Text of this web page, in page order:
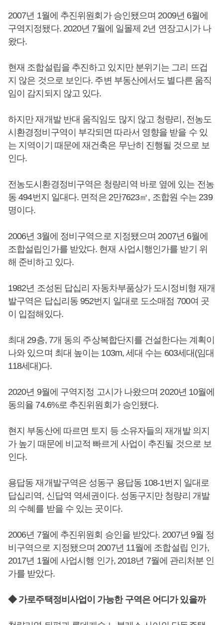
2007년 1월에 추진위원회가 승인됐으며 2009년 6월에
구역지정됐다. 2020년 7월에 일몰제 2년 연장고시가 나
왔다.
현재 조합설립을 추진하고 있지만 분위기는 그리 뜨겁
지 않은 것으로 보인다. 주변 부동산에서도 별다른 움직
임이 감지되지 않고 있다.
하지만 재개발 반대 움직임도 많지 않고 청량리, 전농도
시환경정비구역이 부각되면 따라서 영향을 받을 수 있
는 지역이기 때문에 재건축은 무난히 진행될 것으로 보
인다.
전농도시환경정비구역은 청량리역 바로 옆에 있는 전농
동 494번지 일대다. 면적은 2만7623㎡, 조합원 수는 239
명이다.
2006년 3월에 정비구역으로 지정됐으며 2007년 6월에
조합설립인가를 받았다. 현재 사업시행인가를 받기 위
해 준비하고 있다.
1982년 조성된 답십리 자동차부품상가 도시정비형 재개
발구역은 답십리동 952번지 일대로 도소매점 700여 곳
이 입점해있다.
최대 29층, 7개 동의 주상복합단지를 건설한다는 계획이
나와 있으며 최대 높이는 103m, 세대 수는 603세대(임대
118세대)다.
2020년 9월에 구역지정 고시가 나왔으며 2020년 10월에
동의율 74.6%로 추진위원회가 승인됐다.
현지 부동산에 따르면 토지 등 소유자들의 재개발 의지
가 높기 때문에 비교적 빠르게 사업이 추진될 것으로 보
인다.
용답동 재개발구역은 성동구 용답동 108-1번지 일대로
답십리역, 신답역 역세권이다. 성동구지만 청량리 개발
의 수혜를 받을 수 있는 곳이다.
2006년 7월에 추진위원회 승인을 받았다. 2007년 9월 정
비구역으로 지정됐으며 2007년 11월에 조합설립 인가,
2017년 1월에 사업시행 인가, 2018년 7월에 관리처분 인
가를 받았다.
◆ 가로주택정비사업이 가능한 구역은 어디가 있을까